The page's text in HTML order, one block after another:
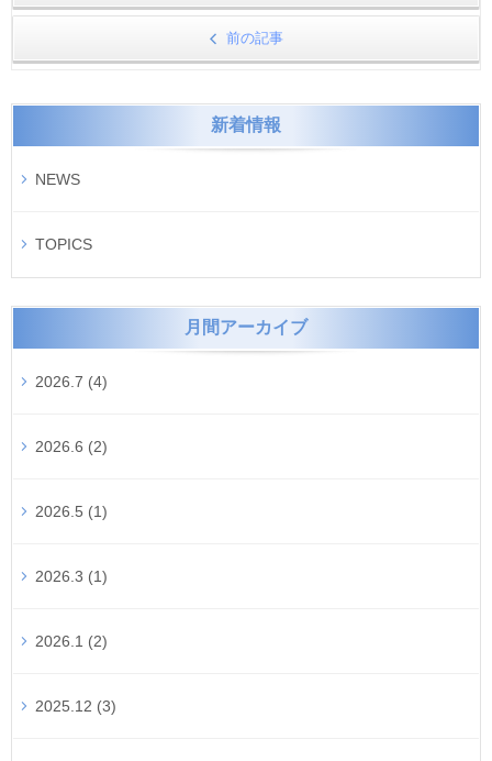
前の記事
新着情報
NEWS
TOPICS
月間アーカイブ
2026.7 (4)
2026.6 (2)
2026.5 (1)
2026.3 (1)
2026.1 (2)
2025.12 (3)